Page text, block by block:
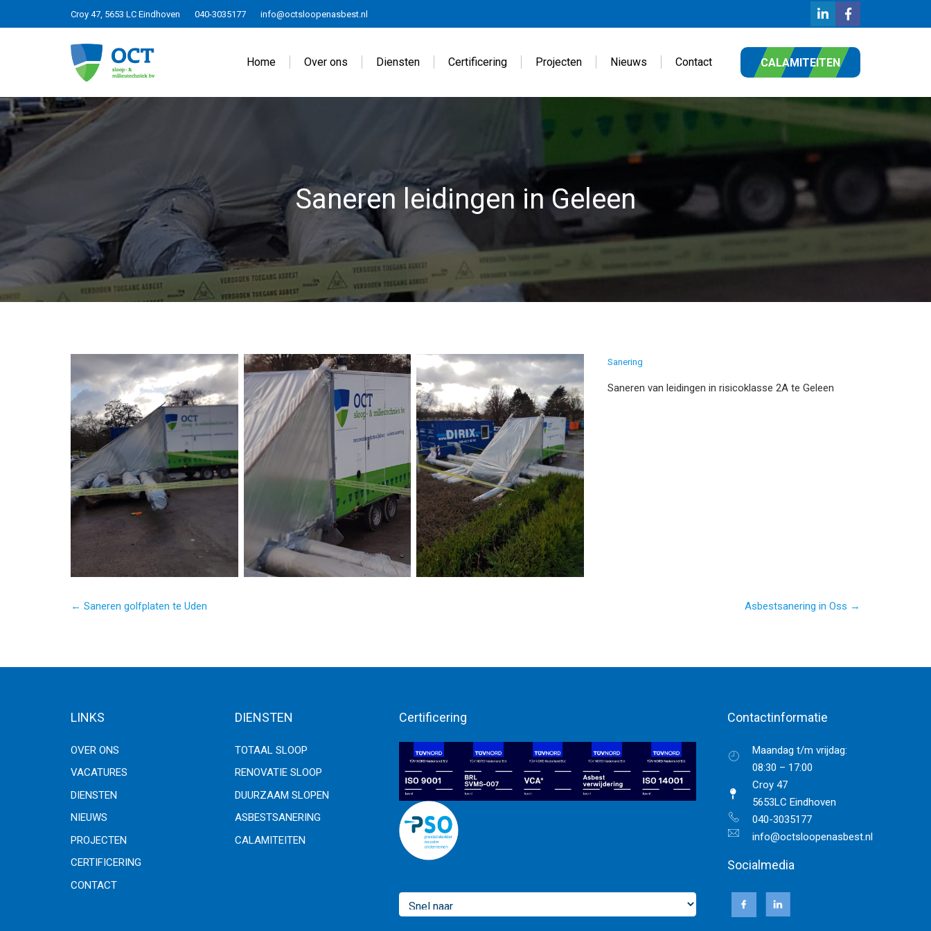
Croy 47, 5653 LC Eindhoven 040-3035177 info@octsloopenasbest.nl
Home Over ons Diensten Certificering Projecten Nieuws Contact CALAMITEITEN
Saneren leidingen in Geleen
Sanering
Saneren van leidingen in risicoklasse 2A te Geleen
← Saneren golfplaten te Uden Asbestsanering in Oss →
LINKS
OVER ONS
VACATURES
DIENSTEN
NIEUWS
PROJECTEN
CERTIFICERING
CONTACT
DIENSTEN
TOTAAL SLOOP
RENOVATIE SLOOP
DUURZAAM SLOPEN
ASBESTSANERING
CALAMITEITEN
Certificering Contactinformatie
Maandag t/m vrijdag:
08:30 – 17:00
Croy 47
5653LC Eindhoven
040-3035177
info@octsloopenasbest.nl
Socialmedia